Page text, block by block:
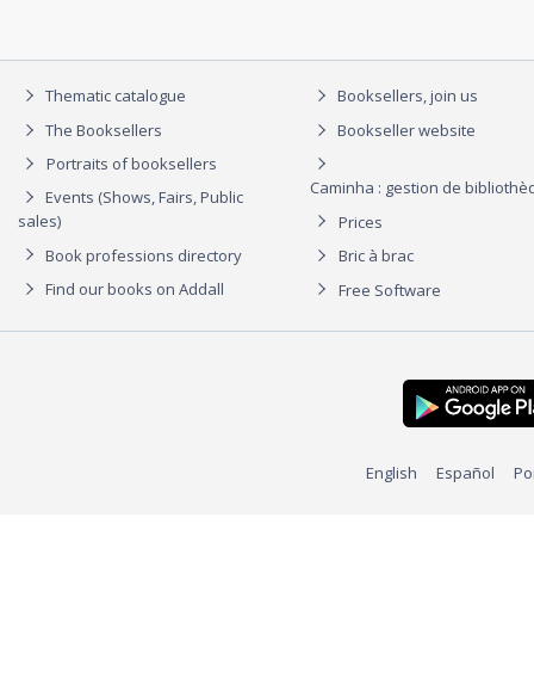
Thematic catalogue
The Booksellers
Portraits of booksellers
Events (Shows, Fairs, Public
sales)
Book professions directory
Find our books on Addall
Booksellers, join us
Bookseller website
Caminha : gestion de
Prices
Bric à brac
Free Software
English Español